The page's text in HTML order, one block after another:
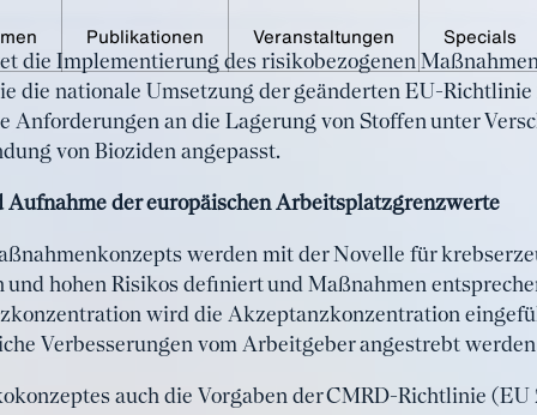
Publikationen Veranstaltungen Specials
die Implementierung des risikobezogenen
die nationale Umsetzung der geänderten EU-
an die Lagerung von Stoffen unter
von Bioziden angepasst.
der europäischen Arbeitsplatzgrenzwerte
werden mit der Novelle für
hohen Risikos definiert und Maßnahmen
wird die Akzeptanzkonzentration
Verbesserungen vom Arbeitgeber angestrebt
auch die Vorgaben der CMRD-Richtlinie